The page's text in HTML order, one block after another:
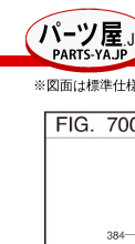
※図面は標準仕